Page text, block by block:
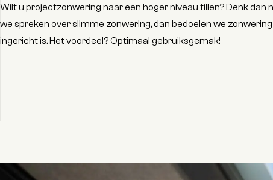
Wilt u projectzonwering naar een hoger niveau tillen? Denk dan
we spreken over slimme zonwering, dan bedoelen we
ingericht is. Het voordeel? Optimaal gebruiksgemak!